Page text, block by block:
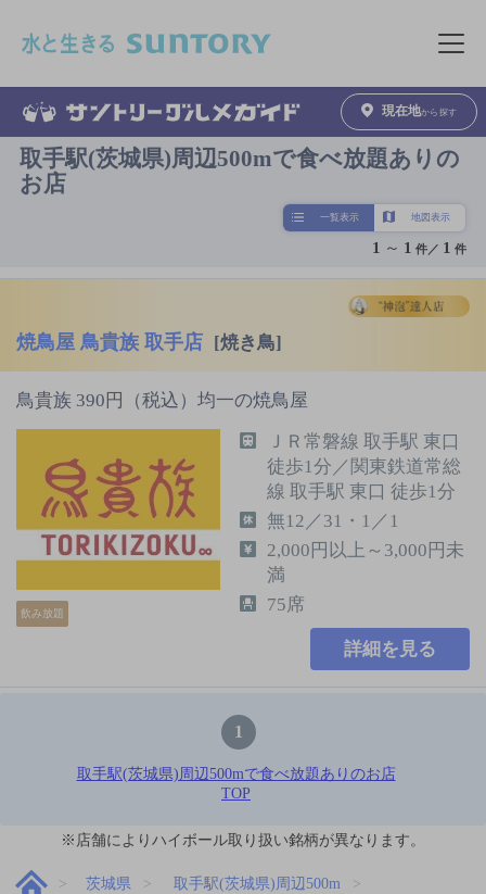
メニュ
現在地から探す
取手駅(茨城県)周辺500mで食べ放題ありの
お店
一覧表示 地図表示
1 ～ 1 件／ 1 件
焼鳥屋 鳥貴族 取手店 [焼き鳥]
鳥貴族 390円（税込）均一の焼鳥屋
飲み放題
ＪＲ常磐線 取手駅 東口
徒歩1分／関東鉄道常総
線 取手駅 東口 徒歩1分
無12／31・1／1
2,000円以上～3,000円未
満
75席
詳細を見る
1
取手駅(茨城県)周辺500mで食べ放題ありのお店
TOP
※店舗によりハイボール取り扱い銘柄が異なります。
茨城県
取手駅(茨城県)周辺500m